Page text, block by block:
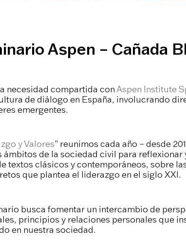
Aspen – Cañada
necesidad compartida con Aspen Institute
de diálogo en España, involucrando
emergentes.
y Valores” reunimos cada año – desde
de la sociedad civil para reflexionar
textos clásicos y contemporáneos, sobre
que plantea el liderazgo en el siglo XXI.
busca fomentar un intercambio de
principios y relaciones personales que
en nuestra sociedad.